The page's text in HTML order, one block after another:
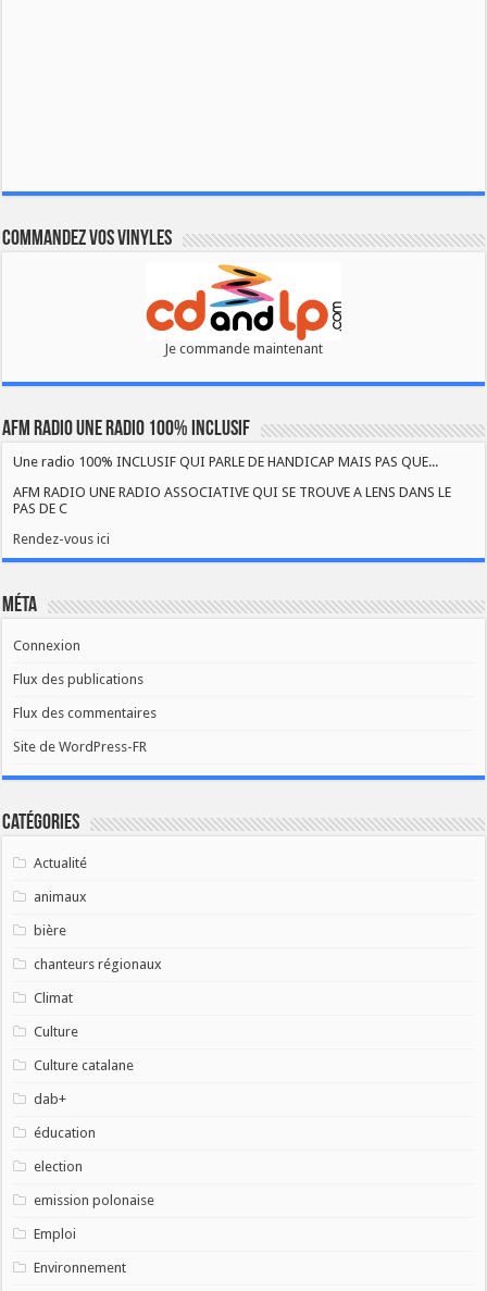
Commandez vos vinyles
Je commande maintenant
AFM RADIO UNE RADIO 100% INCLUSIF
Une radio 100% INCLUSIF QUI PARLE DE HANDICAP MAIS PAS QUE...
AFM RADIO UNE RADIO ASSOCIATIVE QUI SE TROUVE A LENS DANS LE
PAS DE C
Rendez-vous ici
Méta
Connexion
Flux des publications
Flux des commentaires
Site de WordPress-FR
Catégories
Actualité
animaux
bière
chanteurs régionaux
Climat
Culture
Culture catalane
dab+
éducation
election
emission polonaise
Emploi
Environnement